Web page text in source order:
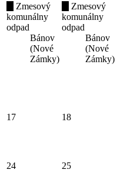
Zmesový
komunálny
odpad
Bánov
(Nové
Zámky)
Zmesový
komunálny
odpad
Bánov
(Nové
Zámky)
17 18
24
25